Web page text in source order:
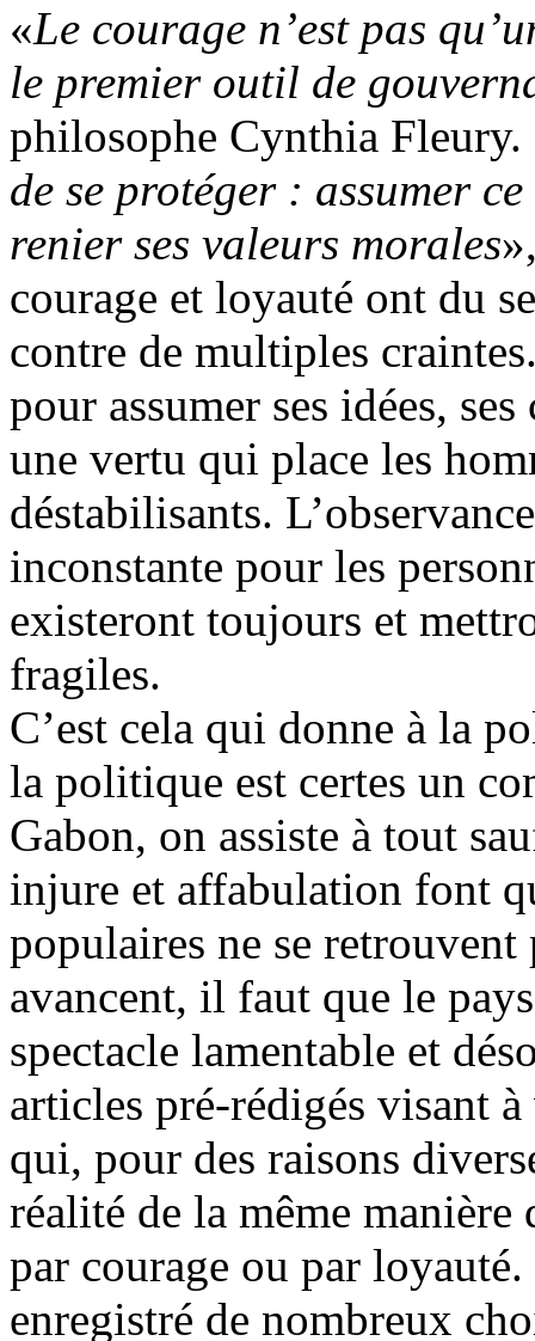
«Le courage n’est pas
le premier outil de
philosophe Cynthia Fleury.
de se protéger : assumer
renier ses valeurs morales
courage et loyauté ont du
contre de multiples
pour assumer ses idées,
une vertu qui place les
déstabilisants.
inconstante pour les
existeront toujours et
fragiles.
C’est cela qui donne à la
la politique est certes un
Gabon, on assiste à tout
injure et affabulation font
populaires ne se retrouvent
avancent, il faut que le
spectacle lamentable et
articles pré-rédigés visant
qui, pour des raisons
réalité de la même manière
par courage ou par
enregistré de nombreux